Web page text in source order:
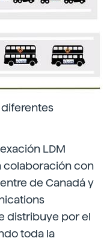
LDM
colaboración con
de Canadá y
distribuye por el
toda la